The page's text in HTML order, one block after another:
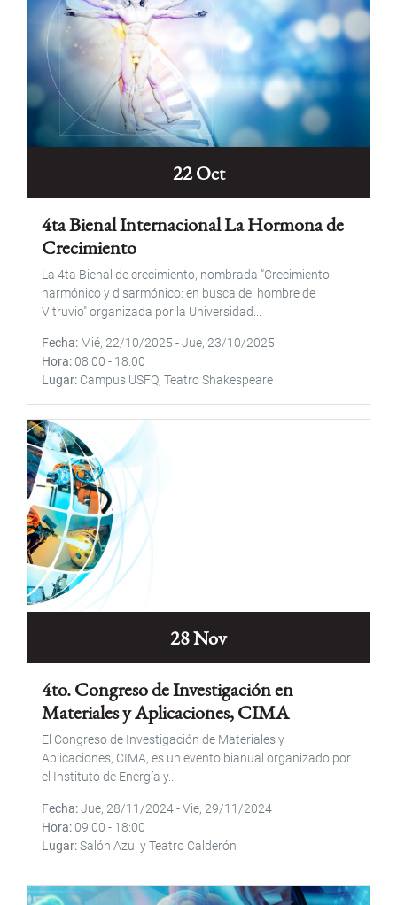
22 Oct
4ta Bienal Internacional La Hormona de
Crecimiento
La 4ta Bienal de crecimiento, nombrada “Crecimiento
harmónico y disarmónico: en busca del hombre de
Vitruvio" organizada por la Universidad...
Fecha Mié, 22/10/2025 -Jue, 23/10/2025
Hora 08:00 - 18:00
Lugar Campus USFQ, Teatro Shakespeare
28 Nov
4to. Congreso de Investigación en
Materiales y Aplicaciones, CIMA
El Congreso de Investigación de Materiales y
Aplicaciones, CIMA, es un evento bianual organizado por
el Instituto de Energía y...
Fecha Jue, 28/11/2024-Vie, 29/11/2024
Hora 09:00 - 18:00
Lugar Salón Azul y Teatro Calderón